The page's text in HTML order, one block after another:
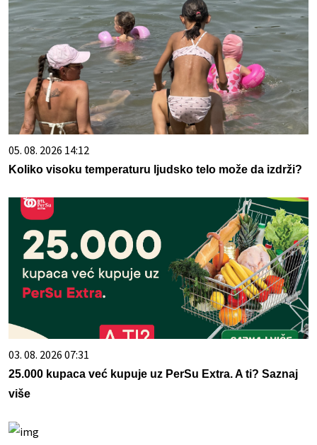
05. 08. 2026 14:12
Koliko visoku temperaturu ljudsko telo može da izdrži?
03. 08. 2026 07:31
25.000 kupaca već kupuje uz PerSu Extra. A ti? Saznaj
više